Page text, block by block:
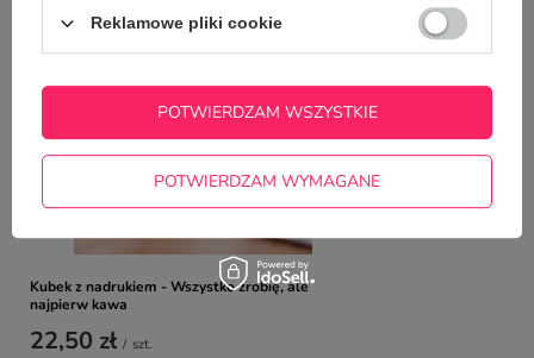
Kubek z nadrukiem - Wszystko zrobię, ale
najpierw kawa
22,50 zł / szt.
Kubek z nadrukiem
Reklamowe pliki cookie
POTWIERDZAM WYMAGANE
POTWIERDZAM WSZYSTKIE